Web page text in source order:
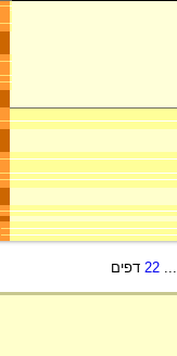
...
22 דפים